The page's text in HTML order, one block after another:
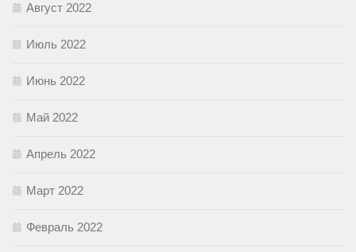
Август 2022
Июль 2022
Июнь 2022
Май 2022
Апрель 2022
Март 2022
Февраль 2022